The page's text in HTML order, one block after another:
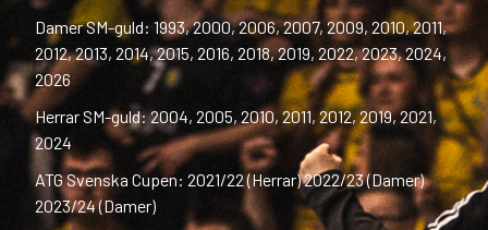
Damer SM-guld: 1993, 2000, 2006, 2007, 2009, 2010, 2011,
2012, 2013, 2014, 2015, 2016, 2018, 2019, 2022, 2023, 2024,
2026
Herrar SM-guld: 2004, 2005, 2010, 2011, 2012, 2019, 2021,
2024
ATG Svenska Cupen: 2021/22 (Herrar) 2022/23 (Damer)
2023/24 (Damer)